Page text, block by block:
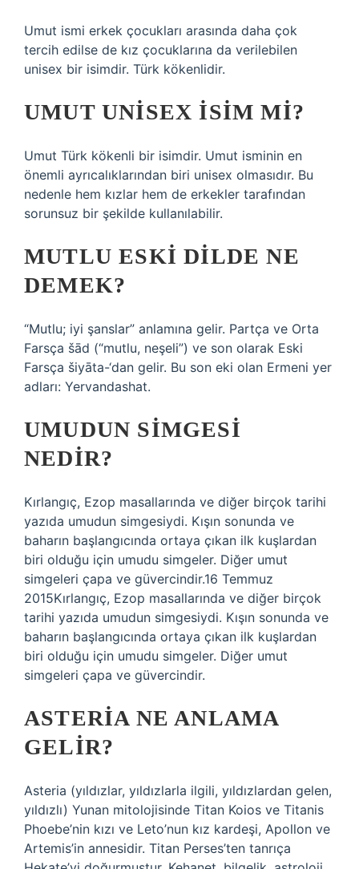
Umut ismi erkek çocukları arasında daha çok
tercih edilse de kız çocuklarına da verilebilen
unisex bir isimdir. Türk kökenlidir.
UMUT UNISEX ISIM MI?
Umut Türk kökenli bir isimdir. Umut isminin en
önemli ayrıcalıklarından biri unisex olmasıdır. Bu
nedenle hem kızlar hem de erkekler tarafından
sorunsuz bir şekilde kullanılabilir.
MUTLU ESKI DILDE NE
DEMEK?
“Mutlu; iyi şanslar” anlamına gelir. Partça ve Orta
Farsça šād (“mutlu, neşeli”) ve son olarak Eski
Farsça šiyāta-‘dan gelir. Bu son eki olan Ermeni yer
adları: Yervandashat.
UMUDUN SIMGESI
NEDIR?
Kırlangıç, Ezop masallarında ve diğer birçok tarihi
yazıda umudun simgesiydi. Kışın sonunda ve
baharın başlangıcında ortaya çıkan ilk kuşlardan
biri olduğu için umudu simgeler. Diğer umut
simgeleri çapa ve güvercindir.16 Temmuz
2015Kırlangıç, Ezop masallarında ve diğer birçok
tarihi yazıda umudun simgesiydi. Kışın sonunda ve
baharın başlangıcında ortaya çıkan ilk kuşlardan
biri olduğu için umudu simgeler. Diğer umut
simgeleri çapa ve güvercindir.
ASTERIA NE ANLAMA
GELIR?
Asteria (yıldızlar, yıldızlarla ilgili, yıldızlardan gelen,
yıldızlı) Yunan mitolojisinde Titan Koios ve Titanis
Phoebe’nin kızı ve Leto’nun kız kardeşi, Apollon ve
Artemis’in annesidir. Titan Perses’ten tanrıça